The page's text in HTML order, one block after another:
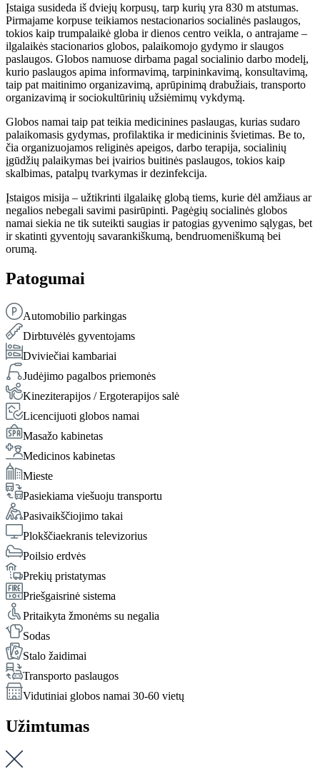
Įstaiga susideda iš dviejų korpusų, tarp kurių yra 830 m atstumas.
Pirmajame korpuse teikiamos nestacionarios socialinės paslaugos,
tokios kaip trumpalaikė globa ir dienos centro veikla, o antrajame –
ilgalaikės stacionarios globos, palaikomojo gydymo ir slaugos
paslaugos. Globos namuose dirbama pagal socialinio darbo modelį,
kurio paslaugos apima informavimą, tarpininkavimą, konsultavimą,
taip pat maitinimo organizavimą, aprūpinimą drabužiais, transporto
organizavimą ir sociokultūrinių užsiėmimų vykdymą.
Globos namai taip pat teikia medicinines paslaugas, kurias sudaro
palaikomasis gydymas, profilaktika ir medicininis švietimas. Be to,
čia organizuojamos religinės apeigos, darbo terapija, socialinių
įgūdžių palaikymas bei įvairios buitinės paslaugos, tokios kaip
skalbimas, patalpų tvarkymas ir dezinfekcija.
Įstaigos misija – užtikrinti ilgalaikę globą tiems, kurie dėl amžiaus ar
negalios nebegali savimi pasirūpinti. Pagėgių socialinės globos
namai siekia ne tik suteikti saugias ir patogias gyvenimo sąlygas, bet
ir skatinti gyventojų savarankiškumą, bendruomeniškumą bei
orumą.
Patogumai
Automobilio parkingas
Dirbtuvėlės gyventojams
Dviviečiai kambariai
Judėjimo pagalbos priemonės
Kineziterapijos / Ergoterapijos salė
Licencijuoti globos namai
Masažo kabinetas
Medicinos kabinetas
Mieste
Pasiekiama viešuoju transportu
Pasivaikščiojimo takai
Plokščiaekranis televizorius
Poilsio erdvės
Prekių pristatymas
Priešgaisrinė sistema
Pritaikyta žmonėms su negalia
Sodas
Stalo žaidimai
Transporto paslaugos
Vidutiniai globos namai 30-60 vietų
Užimtumas